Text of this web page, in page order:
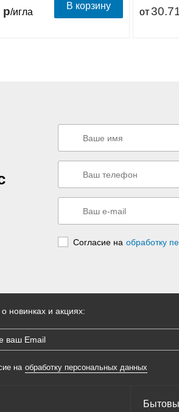
/игла
В корзину
от
Согласие на обработку
новинках и акциях:
на обработку персональных данных